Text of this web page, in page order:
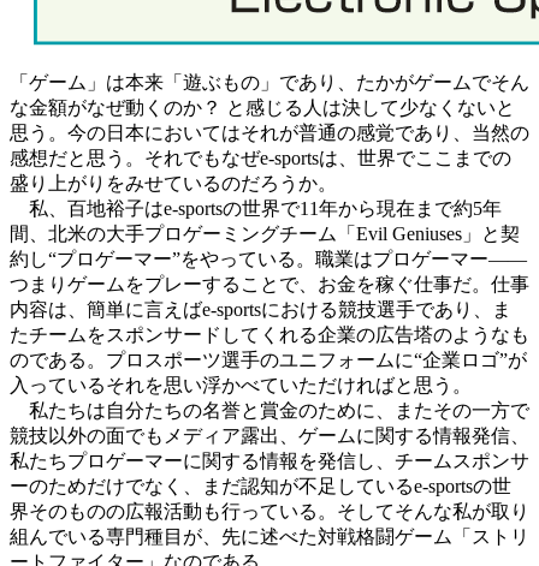
「ゲーム」は本来「遊ぶもの」であり、たかがゲームでそん
な金額がなぜ動くのか？ と感じる人は決して少なくないと
思う。今の日本においてはそれが普通の感覚であり、当然の
感想だと思う。それでもなぜe-sportsは、世界でここまでの
盛り上がりをみせているのだろうか。
私、百地裕子はe-sportsの世界で11年から現在まで約5年
間、北米の大手プロゲーミングチーム「Evil Geniuses」と契
約し“プロゲーマー”をやっている。職業はプロゲーマー――
つまりゲームをプレーすることで、お金を稼ぐ仕事だ。仕事
内容は、簡単に言えばe-sportsにおける競技選手であり、ま
たチームをスポンサードしてくれる企業の広告塔のようなも
のである。プロスポーツ選手のユニフォームに“企業ロゴ”が
入っているそれを思い浮かべていただければと思う。
私たちは自分たちの名誉と賞金のために、またその一方で
競技以外の面でもメディア露出、ゲームに関する情報発信、
私たちプロゲーマーに関する情報を発信し、チームスポンサ
ーのためだけでなく、まだ認知が不足しているe-sportsの世
界そのものの広報活動も行っている。そしてそんな私が取り
組んでいる専門種目が、先に述べた対戦格闘ゲーム「ストリ
ートファイター」なのである。